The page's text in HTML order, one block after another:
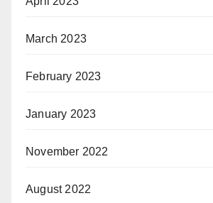
March 2023
February 2023
January 2023
November 2022
August 2022